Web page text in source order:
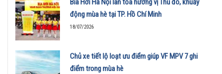
Bia Hơi Hà Nội lan tỏa hương vị Thủ đô, khuấy
động mùa hè tại TP. Hồ Chí Minh
18/07/2026
Chủ xe tiết lộ loạt ưu điểm giúp VF MPV 7 ghi
điểm trong mùa hè